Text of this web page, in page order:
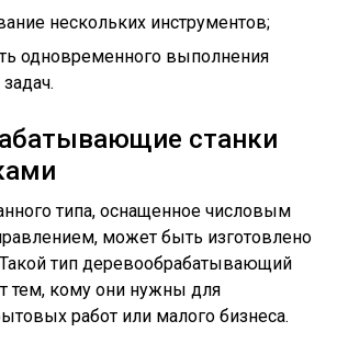
нескольких инструментов;
одновременного выполнения
станки
типа, оснащенное числовым
может быть изготовлено
Такой тип деревообрабатывающий
тем, кому они нужны для
работ или малого бизнеса.